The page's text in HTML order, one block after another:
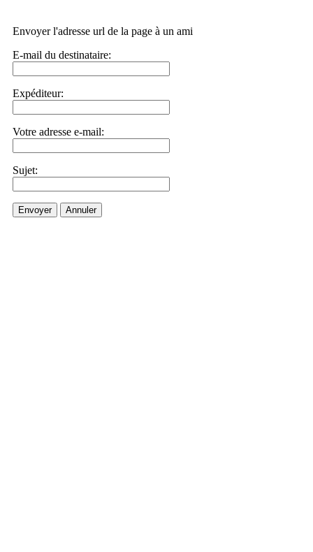
Envoyer l'adresse url de la page à un ami
E-mail du destinataire:
Expéditeur:
Votre adresse e-mail:
Sujet:
Envoyer Annuler